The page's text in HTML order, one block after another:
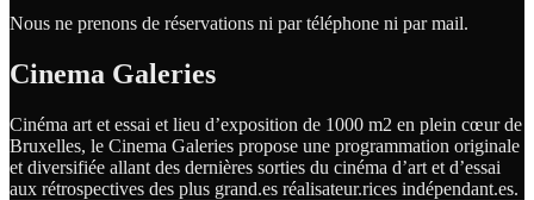
Nous ne prenons de réservations ni par téléphone ni par mail.
Cinema Galeries
Cinéma art et essai et lieu d’exposition de 1000 m2 en plein cœur de
Bruxelles, le Cinema Galeries propose une programmation originale
et diversifiée allant des dernières sorties du cinéma d’art et d’essai
aux rétrospectives des plus grand.es réalisateur.rices indépendant.es.